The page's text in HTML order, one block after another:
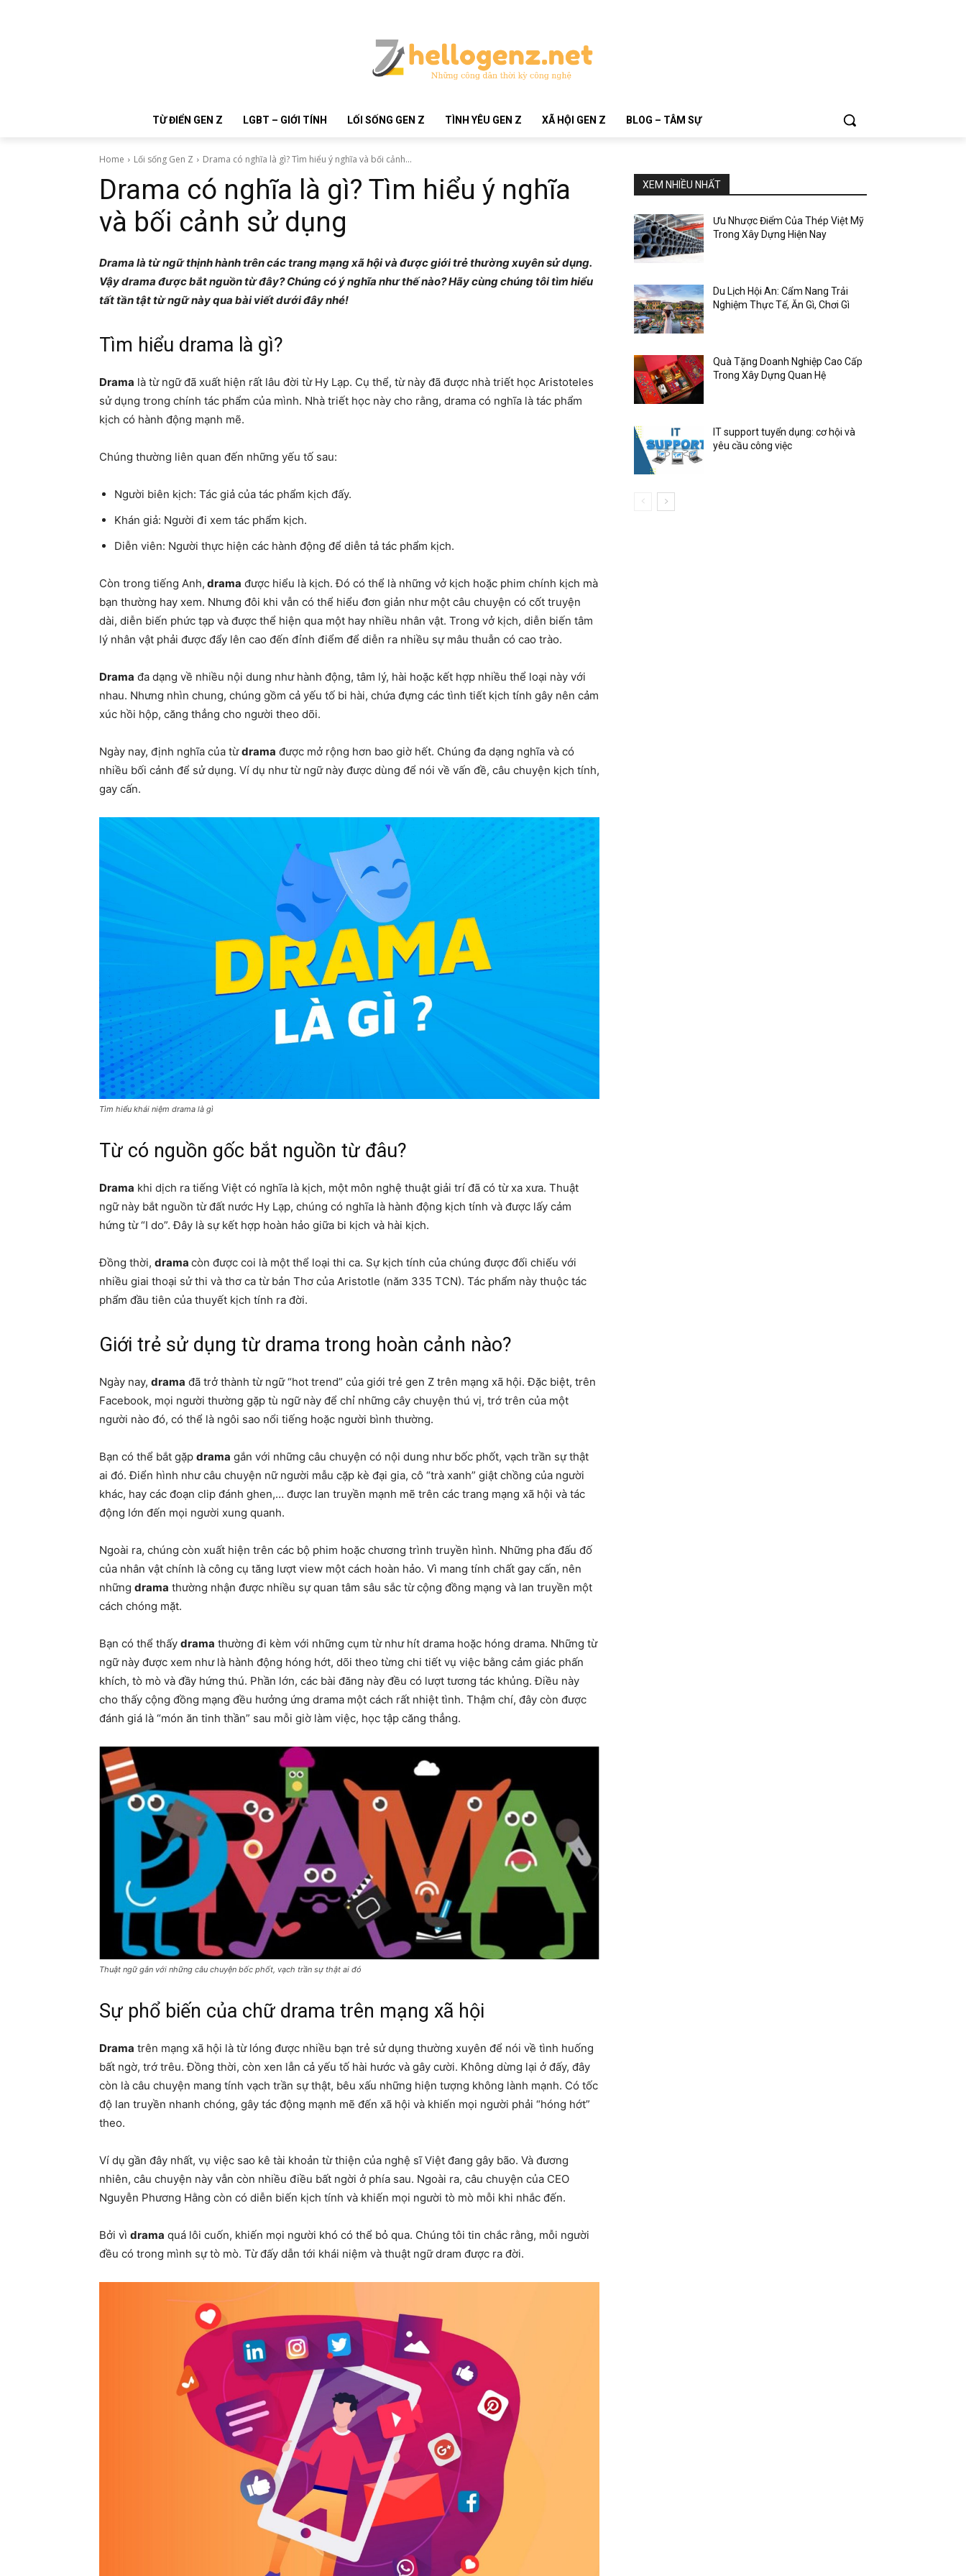
TỪ ĐIỂN GEN Z LGBT – GIỚI TÍNH LỐI SỐNG GEN Z TÌNH YÊU GEN Z XÃ HỘI GEN Z BLOG – TÂM SỰ
Home Lối sống Gen Z Drama có nghĩa là gì? Tìm hiểu ý nghĩa và bối cảnh...
Drama có nghĩa là gì? Tìm hiểu ý nghĩa
và bối cảnh sử dụng
Drama là từ ngữ thịnh hành trên các trang mạng xã hội và được giới trẻ thường xuyên sử dụng.
Vậy drama được bắt nguồn từ đây? Chúng có ý nghĩa như thế nào? Hãy cùng chúng tôi tìm hiểu
tất tần tật từ ngữ này qua bài viết dưới đây nhé!
Tìm hiểu drama là gì?
Drama là từ ngữ đã xuất hiện rất lâu đời từ Hy Lạp. Cụ thể, từ này đã được nhà triết học Aristoteles
sử dụng trong chính tác phẩm của mình. Nhà triết học này cho rằng, drama có nghĩa là tác phẩm
kịch có hành động mạnh mẽ.
Chúng thường liên quan đến những yếu tố sau:
Người biên kịch: Tác giả của tác phẩm kịch đấy.
Khán giả: Người đi xem tác phẩm kịch.
Diễn viên: Người thực hiện các hành động để diễn tả tác phẩm kịch.
Còn trong tiếng Anh, drama được hiểu là kịch. Đó có thể là những vở kịch hoặc phim chính kịch mà
bạn thường hay xem. Nhưng đôi khi vẫn có thể hiểu đơn giản như một câu chuyện có cốt truyện
dài, diễn biến phức tạp và được thể hiện qua một hay nhiều nhân vật. Trong vở kịch, diễn biến tâm
lý nhân vật phải được đẩy lên cao đến đỉnh điểm để diễn ra nhiều sự mâu thuẫn có cao trào.
Drama đa dạng về nhiều nội dung như hành động, tâm lý, hài hoặc kết hợp nhiều thể loại này với
nhau. Nhưng nhìn chung, chúng gồm cả yếu tố bi hài, chứa đựng các tình tiết kịch tính gây nên cảm
xúc hồi hộp, căng thẳng cho người theo dõi.
Ngày nay, định nghĩa của từdrama được mở rộng hơn bao giờ hết. Chúng đa dạng nghĩa và có
nhiều bối cảnh để sử dụng. Ví dụ như từ ngữ này được dùng để nói về vấn đề, câu chuyện kịch tính,
gay cấn.
Tìm hiểu khái niệm drama là gì
Từ có nguồn gốc bắt nguồn từ đâu?
Drama khi dịch ra tiếng Việt có nghĩa là kịch, một môn nghệ thuật giải trí đã có từ xa xưa. Thuật
ngữ này bắt nguồn từ đất nước Hy Lạp, chúng có nghĩa là hành động kịch tính và được lấy cảm
hứng từ “I do”. Đây là sự kết hợp hoàn hảo giữa bi kịch và hài kịch.
Đồng thời, drama còn được coi là một thể loại thi ca. Sự kịch tính của chúng được đối chiếu với
nhiều giai thoại sử thi và thơ ca từ bản Thơ của Aristotle (năm 335 TCN). Tác phẩm này thuộc tác
phẩm đầu tiên của thuyết kịch tính ra đời.
Giới trẻ sử dụng từ drama trong hoàn cảnh nào?
Ngày nay, drama đã trở thành từ ngữ “hot trend” của giới trẻ gen Z trên mạng xã hội. Đặc biệt, trên
Facebook, mọi người thường gặp tù ngữ này để chỉ những cây chuyện thú vị, trớ trên của một
người nào đó, có thể là ngôi sao nổi tiếng hoặc người bình thường.
Bạn có thể bắt gặp drama gắn với những câu chuyện có nội dung như bốc phốt, vạch trần sự thật
ai đó. Điển hình như câu chuyện nữ người mẫu cặp kè đại gia, cô “trà xanh” giật chồng của người
khác, hay các đoạn clip đánh ghen,… được lan truyền mạnh mẽ trên các trang mạng xã hội và tác
động lớn đến mọi người xung quanh.
Ngoài ra, chúng còn xuất hiện trên các bộ phim hoặc chương trình truyền hình. Những pha đấu đố
của nhân vật chính là công cụ tăng lượt view một cách hoàn hảo. Vì mang tính chất gay cấn, nên
những drama thường nhận được nhiều sự quan tâm sâu sắc từ cộng đồng mạng và lan truyền một
cách chóng mặt.
Bạn có thể thấy drama thường đi kèm với những cụm từ như hít drama hoặc hóng drama. Những từ
ngữ này được xem như là hành động hóng hớt, dõi theo từng chi tiết vụ việc bằng cảm giác phấn
khích, tò mò và đầy hứng thú. Phần lớn, các bài đăng này đều có lượt tương tác khủng. Điều này
cho thấy cộng đồng mạng đều hưởng ứng drama một cách rất nhiệt tình. Thậm chí, đây còn được
đánh giá là “món ăn tinh thần” sau mỗi giờ làm việc, học tập căng thẳng.
Thuật ngữ gắn với những câu chuyện bốc phốt, vạch trần sự thật ai đó
Sự phổ biến của chữ drama trên mạng xã hội
Drama trên mạng xã hội là từ lóng được nhiều bạn trẻ sử dụng thường xuyên để nói về tình huống
bất ngờ, trớ trêu. Đồng thời, còn xen lẫn cả yếu tố hài hước và gây cười. Không dừng lại ở đấy, đây
còn là câu chuyện mang tính vạch trần sự thật, bêu xấu những hiện tượng không lành mạnh. Có tốc
độ lan truyền nhanh chóng, gây tác động mạnh mẽ đến xã hội và khiến mọi người phải “hóng hớt”
theo.
Ví dụ gần đây nhất, vụ việc sao kê tài khoản từ thiện của nghệ sĩ Việt đang gây bão. Và đương
nhiên, câu chuyện này vẫn còn nhiều điều bất ngời ở phía sau. Ngoài ra, câu chuyện của CEO
Nguyễn Phương Hằng còn có diễn biến kịch tính và khiến mọi người tò mò mỗi khi nhắc đến.
Bởi vì drama quá lôi cuốn, khiến mọi người khó có thể bỏ qua. Chúng tôi tin chắc rằng, mỗi người
đều có trong mình sự tò mò. Từ đấy dẫn tới khái niệm và thuật ngữ dram được ra đời.
XEM NHIỀU NHẤT
Ưu Nhược Điểm Của Thép Việt Mỹ
Trong Xây Dựng Hiện Nay
Du Lịch Hội An: Cẩm Nang Trải
Nghiệm Thực Tế, Ăn Gì, Chơi Gì
Quà Tặng Doanh Nghiệp Cao Cấp
Trong Xây Dựng Quan Hệ
IT support tuyển dụng: cơ hội và
yêu cầu công việc